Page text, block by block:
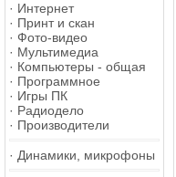
· Интернет
· Принт и скан
· Фото-видео
· Мультимедиа
· Компьютеры - общая
· Программное
· Игры ПК
· Радиодело
· Производители
· Динамики, микрофоны